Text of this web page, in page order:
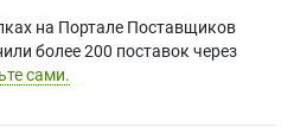
на Портале Поставщиков
более 200 поставок через
сами.